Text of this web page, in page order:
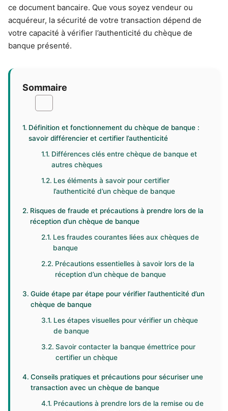
ce document bancaire. Que vous soyez vendeur ou
acquéreur, la sécurité de votre transaction dépend de
votre capacité à vérifier l’authenticité du chèque de
banque présenté.
Sommaire
Définition et fonctionnement du chèque de banque :
savoir différencier et certifier l’authenticité
Différences clés entre chèque de banque et
autres chèques
Les éléments à savoir pour certifier
l’authenticité d’un chèque de banque
Risques de fraude et précautions à prendre lors de la
réception d’un chèque de banque
Les fraudes courantes liées aux chèques de
banque
Précautions essentielles à savoir lors de la
réception d’un chèque de banque
Guide étape par étape pour vérifier l’authenticité d’un
chèque de banque
Les étapes visuelles pour vérifier un chèque
de banque
Savoir contacter la banque émettrice pour
certifier un chèque
Conseils pratiques et précautions pour sécuriser une
transaction avec un chèque de banque
Précautions à prendre lors de la remise ou de